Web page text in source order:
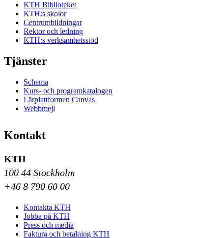
KTH Biblioteket
KTH:s skolor
Centrumbildningar
Rektor och ledning
KTH:s verksamhetsstöd
Tjänster
Schema
Kurs- och programkatalogen
Lärplattformen Canvas
Webbmejl
Kontakt
KTH
100 44 Stockholm
+46 8 790 60 00
Kontakta KTH
Jobba på KTH
Press och media
Faktura och betalning KTH